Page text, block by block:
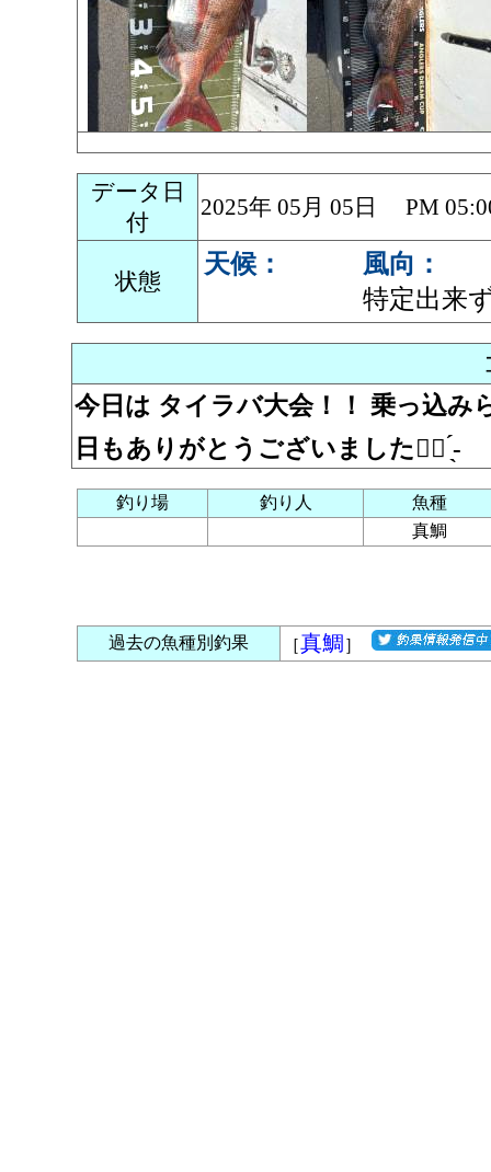
データ日
付
2025年 05月 05日 PM
状態
天候：
風向：
特定出来
今日は タイラバ大会！！ 乗っ込み
日もありがとうございました🙇‍♀️ ̖́-‬
釣り場 釣り人
魚種
真鯛
過去の魚種別釣果 ［真鯛］